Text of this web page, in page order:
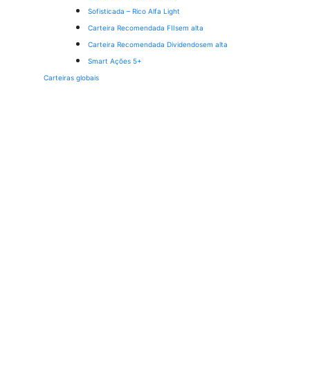
Sofisticada – Rico Alfa Light
Carteira Recomendada FIIsem alta
Carteira Recomendada Dividendosem alta
Smart Ações 5+
Carteiras globais